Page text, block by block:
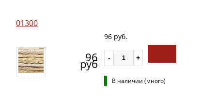
01300
96
руб
96 руб.
В наличии (много)